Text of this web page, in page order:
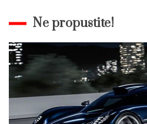
Ne propustite!